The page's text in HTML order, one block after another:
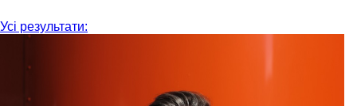
Усі результати: